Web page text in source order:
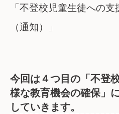
「不登校児童生徒への
（通知）」
今回は４つ目の「不登
様な教育機会の確保」
していきます。